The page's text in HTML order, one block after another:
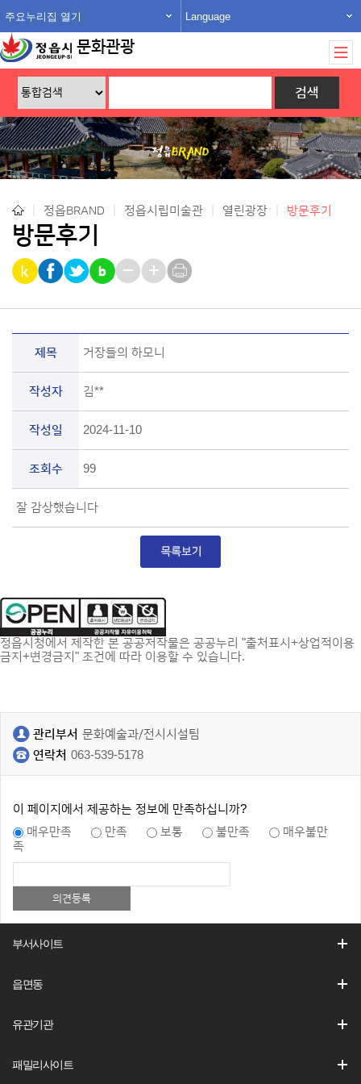
주요누리집 열기 Language
문화관광
정읍BRAND 정읍시립미술관 열린광장 방문후기
방문후기
제목 거장들의 하모니
작성자 김**
작성일 2024-11-10
조회수 99
잘 감상했습니다
정읍시청에서 제작한 본 공공저작물은 공공누리 "출처표시+상업적이용
금지+변경금지" 조건에 따라 이용할 수 있습니다.
관리부서 문화예술과/전시시설팀
연락처 063-539-5178
이 페이지에서 제공하는 정보에 만족하십니까?
매우만족
만족 보통 불만족
매우불만
족
부서사이트
읍면동
유관기관
패밀리사이트